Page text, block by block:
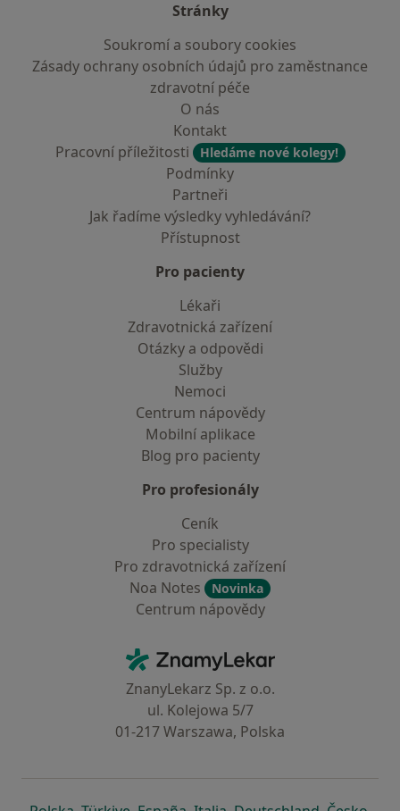
Stránky
Soukromí a soubory cookies
Zásady ochrany osobních údajů pro zaměstnance
zdravotní péče
O nás
Kontakt
Pracovní příležitosti
Hledáme nové kolegy!
Podmínky
Partneři
Jak řadíme výsledky vyhledávání?
Přístupnost
Pro pacienty
Lékaři
Zdravotnická zařízení
Otázky a odpovědi
Služby
Nemoci
Centrum nápovědy
Mobilní aplikace
Blog pro pacienty
Pro profesionály
Ceník
Pro specialisty
Pro zdravotnická zařízení
Noa Notes
Novinka
Centrum nápovědy
ZnamyLekar - Hlavní stránka
ZnanyLekarz Sp. z o.o.
ul. Kolejowa 5/7
01-217 Warszawa, Polska